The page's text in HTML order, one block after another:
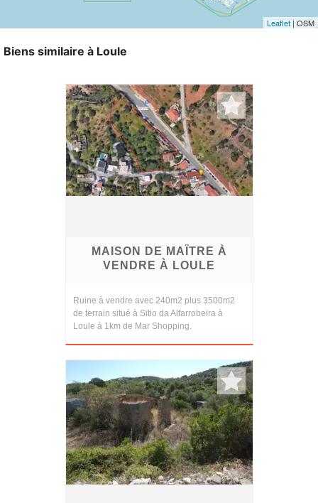
Leaflet | OSM
Biens similaire à Loule
MAISON DE MAÎTRE À
VENDRE À LOULE
Ruine à vendre avec 240m2 plus 3500m2
de terrain situé à Sitio da Alfarrobeira à
Loule à 1km de Mar Shopping.